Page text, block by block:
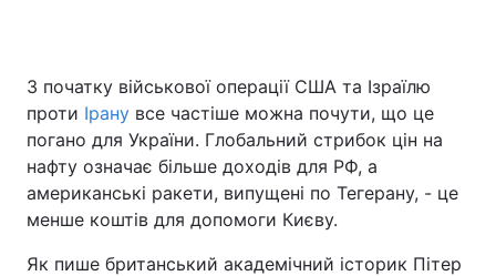
З початку військової операції США та Ізраїлю
проти Ірану все частіше можна почути, що це
погано для України. Глобальний стрибок цін на
нафту означає більше доходів для РФ, а
американські ракети, випущені по Тегерану, - це
менше коштів для допомоги Києву.
Як пише британський академічний історик Пітер